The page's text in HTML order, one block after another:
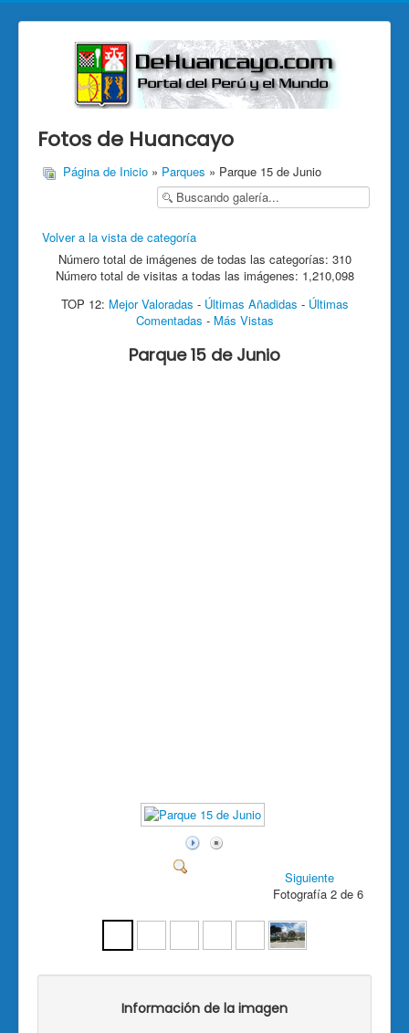
Fotos de Huancayo
Página de Inicio » Parques » Parque 15 de Junio
Volver a la vista de categoría
Número total de imágenes de todas las categorías: 310
Número total de visitas a todas las imágenes: 1,210,098
TOP 12: Mejor Valoradas - Últimas Añadidas - Últimas
Comentadas - Más Vistas
Parque 15 de Junio
Siguiente
Fotografía 2 de 6
Información de la imagen